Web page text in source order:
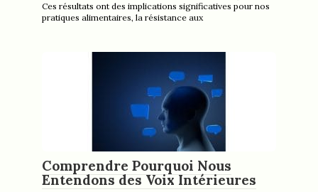
Ces résultats ont des implications significatives pour nos
pratiques alimentaires, la résistance aux
Comprendre Pourquoi Nous
Entendons des Voix Intérieures